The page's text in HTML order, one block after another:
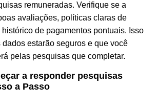
remuneradas. Verifique se a
avaliações, políticas claras de
de pagamentos pontuais. Isso
estarão seguros e que você
pelas pesquisas que completar.
a responder pesquisas
a Passo